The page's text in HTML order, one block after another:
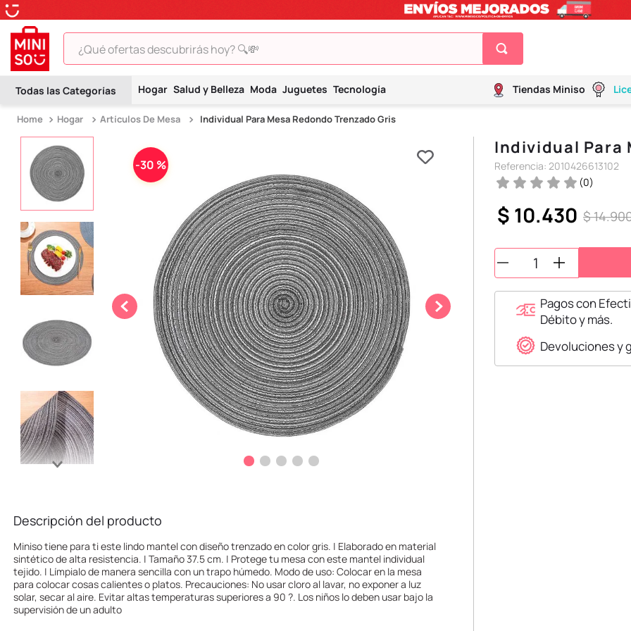
¿Qué ofertas descubrirás hoy? 🔍💸
Hogar Salud y Belleza Moda Juguetes Tecnología Tiendas Miniso
Hogar Artículos De Mesa Individual Para Mesa Redondo Trenzado Gris
-30 %
Descripción del producto
Miniso tiene para ti este lindo mantel con diseño trenzado en color gris. | Elaborado en material
sintético de alta resistencia. | Tamaño 37.5 cm. | Protege tu mesa con este mantel individual
tejido. | Límpialo de manera sencilla con un trapo húmedo. Modo de uso: Colocar en la mesa
para colocar cosas calientes o platos. Precauciones: No usar cloro al lavar, no exponer a luz
solar, secar al aire. Evitar altas temperaturas superiores a 90 ?. Los niños lo deben usar bajo la
supervisión de un adulto
Individual Para
Referencia: 2010426613102
(0)
$14.
$ 10.430
Pagos con
Débito y más.
Devoluciones y
TÉRMINOS MÁS BUSCADOS
2.
hello kitty
snoopy
ositos cariñositos
toy story
9.
llaveros
. one piece